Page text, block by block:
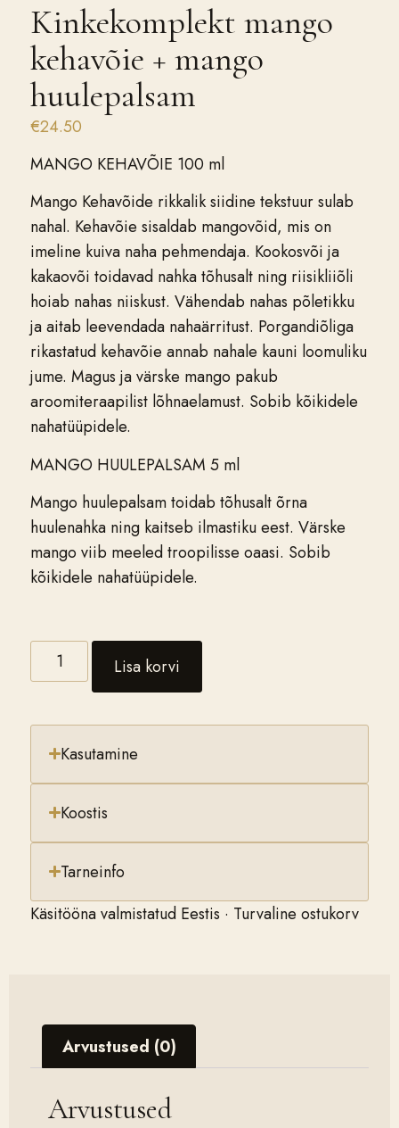
Kinkekomplekt mango
kehavõie + mango
huulepalsam
€24.50
MANGO KEHAVÕIE 100 ml
Mango Kehavõide rikkalik siidine tekstuur sulab
nahal. Kehavõie sisaldab mangovõid, mis on
imeline kuiva naha pehmendaja. Kookosvõi ja
kakaovõi toidavad nahka tõhusalt ning riisikliiõli
hoiab nahas niiskust. Vähendab nahas põletikku
ja aitab leevendada nahaärritust. Porgandiõliga
rikastatud kehavõie annab nahale kauni loomuliku
jume. Magus ja värske mango pakub
aroomiteraapilist lõhnaelamust. Sobib kõikidele
nahatüüpidele.
MANGO HUULEPALSAM 5 ml
Mango huulepalsam toidab tõhusalt õrna
huulenahka ning kaitseb ilmastiku eest. Värske
mango viib meeled troopilisse oaasi. Sobib
kõikidele nahatüüpidele.
Lisa korvi
Kasutamine
Koostis
Tarneinfo
Käsitööna valmistatud Eestis · Turvaline ostukorv
Arvustused (0)
Arvustused